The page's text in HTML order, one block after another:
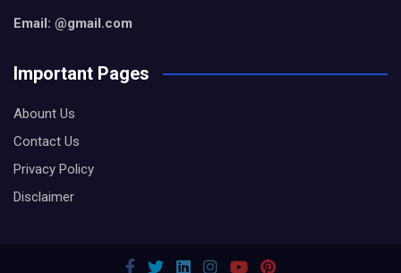
Email: @gmail.com
Important Pages
Abount Us
Contact Us
Privacy Policy
Disclaimer